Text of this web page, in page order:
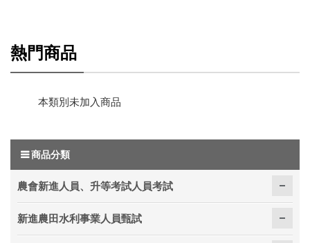
熱門商品
本類別未加入商品
商品分類
農會新進人員、升等考試人員考試
新進農田水利事業人員甄試